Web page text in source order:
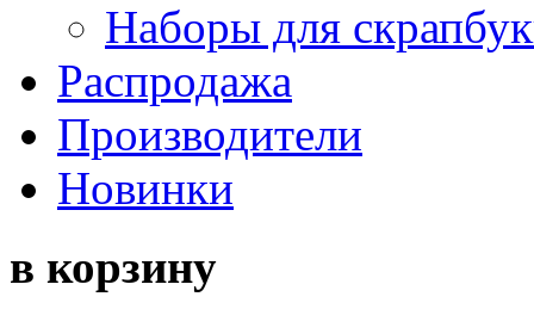
Наборы для
Распродажа
Производители
Новинки
в корзину